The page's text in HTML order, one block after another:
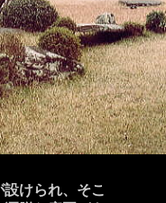
けられ、そこ